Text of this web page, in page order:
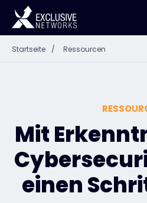
Ressourcen
Unternehmen
Startseite / Ressourcen
Mit
einen